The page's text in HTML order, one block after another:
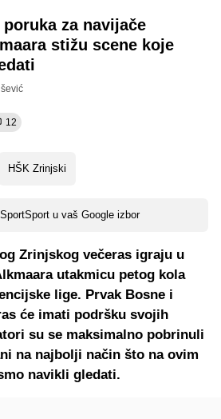
za navijače
stižu scene koje
12
HŠK Zrinjski
u vaš Google izbor
Zrinjskog večeras igraju u
utakmicu petog kola
lige. Prvak Bosne i
će imati podršku svojih
su se maksimalno pobrinuli
na najbolji način što na ovim
navikli gledati.